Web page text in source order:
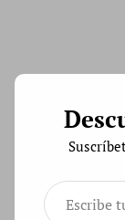
principal
Escribe
tu
correo